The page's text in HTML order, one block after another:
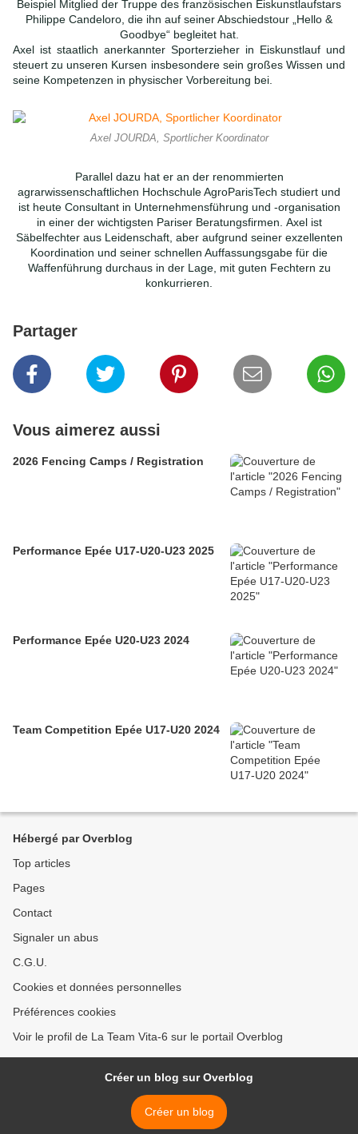
Beispiel Mitglied der Truppe des französischen Eiskunstlaufstars
Philippe Candeloro, die ihn auf seiner Abschiedstour „Hello &
Goodbye“ begleitet hat.
Axel ist staatlich anerkannter Sporterzieher in Eiskunstlauf und
steuert zu unseren Kursen insbesondere sein großes Wissen und
seine Kompetenzen in physischer Vorbereitung bei.
Axel JOURDA, Sportlicher Koordinator
Parallel dazu hat er an der renommierten
agrarwissenschaftlichen Hochschule AgroParisTech studiert und
ist heute Consultant in Unternehmensführung und -organisation
in einer der wichtigsten Pariser Beratungsfirmen. Axel ist
Säbelfechter aus Leidenschaft, aber aufgrund seiner exzellenten
Koordination und seiner schnellen Auffassungsgabe für die
Waffenführung durchaus in der Lage, mit guten Fechtern zu
konkurrieren.
Partager
Vous aimerez aussi
2026 Fencing Camps / Registration
Performance Epée U17-U20-U23 2025
Performance Epée U20-U23 2024
Team Competition Epée U17-U20 2024
Hébergé par Overblog
Top articles
Pages
Contact
Signaler un abus
C.G.U.
Cookies et données personnelles
Préférences cookies
Voir le profil de La Team Vita-6 sur le portail Overblog
Créer un blog sur Overblog
Créer un blog